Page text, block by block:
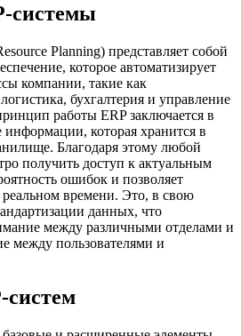
системы
Planning) представляет собой
которое автоматизирует
компании, такие как
бухгалтерия и управление
работы ERP заключается в
информации, которая хранится в
Благодаря этому любой
получить доступ к актуальным
ошибок и позволяет
времени. Это, в свою
данных, что
между различными отделами и
между пользователями и
систем